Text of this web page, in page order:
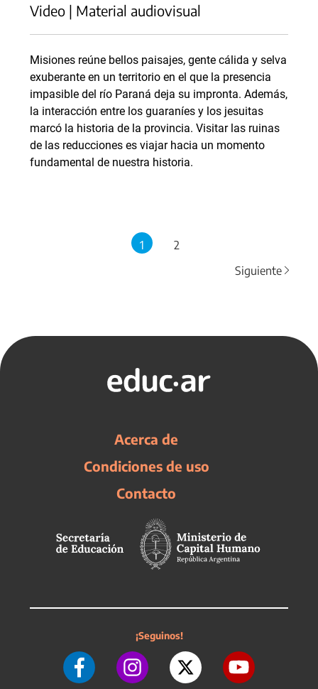
Video | Material audiovisual
Misiones reúne bellos paisajes, gente cálida y selva
exuberante en un territorio en el que la presencia
impasible del río Paraná deja su impronta. Además,
la interacción entre los guaraníes y los jesuitas
marcó la historia de la provincia. Visitar las ruinas
de las reducciones es viajar hacia un momento
fundamental de nuestra historia.
1
2
Siguiente
Acerca de
Condiciones de uso
Contacto
¡Seguinos!